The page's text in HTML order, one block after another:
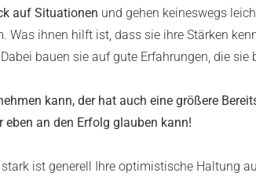
auf Situationen und gehen keineswegs
Was ihnen hilft ist, dass sie ihre Stärken
bauen sie auf gute Erfahrungen, die sie
kann, der hat auch eine größere
an den Erfolg glauben kann!
ist generell Ihre optimistische Haltung